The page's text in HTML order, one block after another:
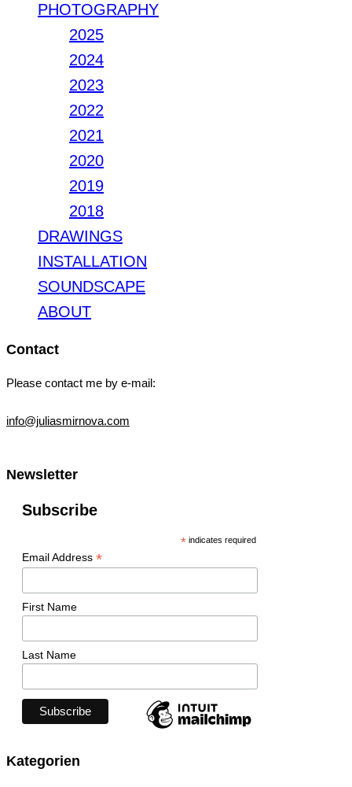
PHOTOGRAPHY
2025
2024
2023
2022
2021
2020
2019
2018
DRAWINGS
INSTALLATION
SOUNDSCAPE
ABOUT
Contact
Please contact me by e-mail:
info@juliasmirnova.com
Newsletter
Subscribe
*indicates required
Email Address *
First Name
Last Name
Kategorien